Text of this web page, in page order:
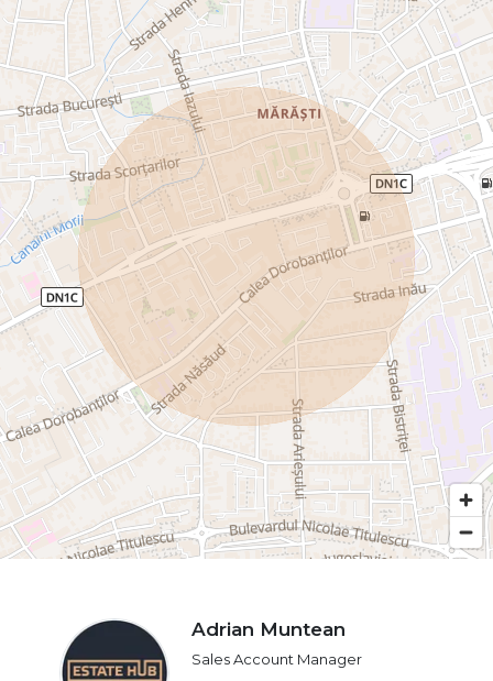
Adrian Muntean
Sales Account Manager